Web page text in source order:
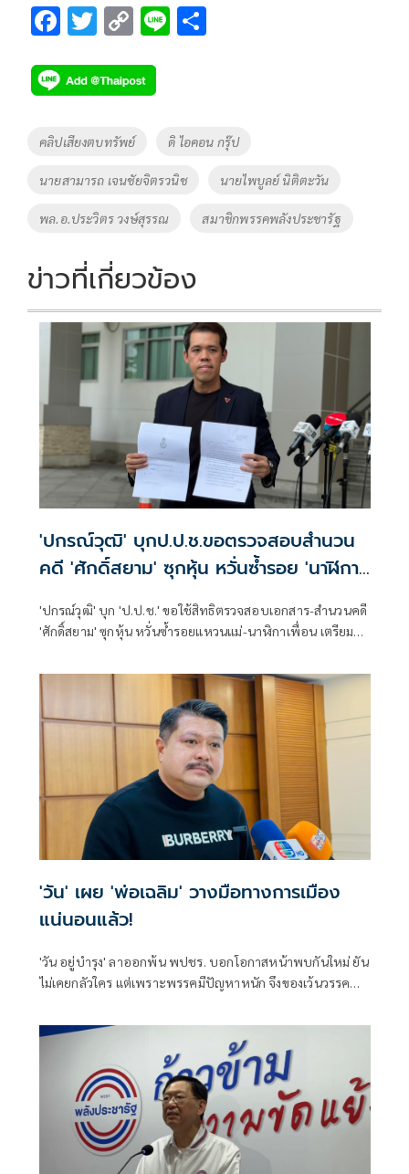
F
e
b
o
k
T
tt
er
C
p
y
Li
n
k
Li
Tags
คลิปเสียงตบทรัพย์ ดิ ไอคอน กรุ๊ป
นายสามารถ เจนชัยจิตรวนิช นายไพบูลย์ นิติตะวัน
พล.อ.ประวิตร วงษ์สุรรณ สมาชิกพรรคพลังประชารัฐ
ข่าวที่เกี่ยวข้อง
'ปกรณ์วุฒิ' บุกป.ป.ช.ขอตรวจสอบสำนวน
คดี 'ศักดิ์สยาม' ซุกหุ้น หวั่นซ้ำรอย 'นาฬิกา
'ปกรณ์วุฒิ' บุก 'ป.ป.ช.' ขอใช้สิทธิตรวจสอบเอกสาร-สำนวนคดี
'ศักดิ์สยาม' ซุกหุ้น หวั่นซ้ำรอยแหวนแม่-นาฬิกาเพื่อน เตรียมนำ
ได้รับข้อมูลภายใน 15 วัน
'วัน' เผย 'พ่อเฉลิม' วางมือทางการเมือง
แน่นอนแล้ว!
'วัน อยู่บำรุง' ลาออกพ้น พปชร. บอกโอกาสหน้าพบกันใหม่ ยัน
ไม่เคยกลัวใคร แต่เพราะพรรคมีปัญหาหนัก จึงของเว้นวรรคพัก
'ลุงป้อม' เมตตาตลอด